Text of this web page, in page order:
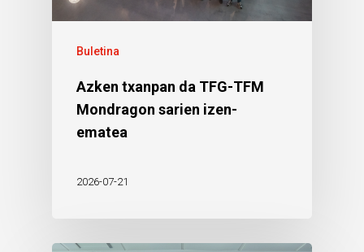
Buletina
Azken txanpan da TFG-TFM
Mondragon sarien izen-
ematea
2026-07-21